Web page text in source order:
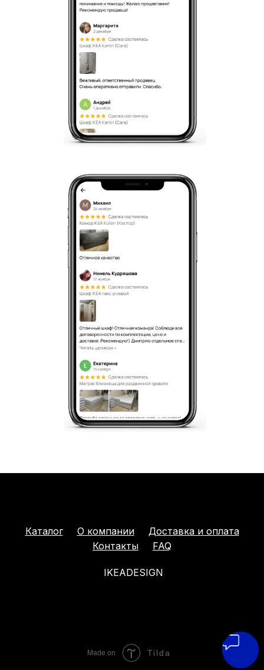
Каталог О компании
Доставка и оплата
Контакты
FAQ
IKEADESIGN
Made on Tilda